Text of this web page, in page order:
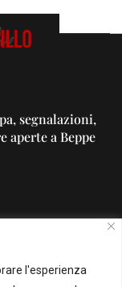
l'esperienza
segnalazioni,
aperte a Beppe
PUBBLICITA'
su questo Blog: